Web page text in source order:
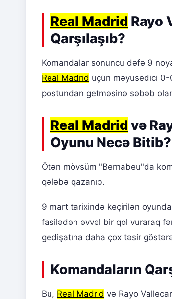
Real Madrid Rayo
Qarşılaşıb?
Komandalar sonuncu dəfə 9
Real Madrid üçün məyusedici
postundan getməsinə səbəb
Real Madrid və
Oyunu Necə Bitib?
Ötən mövsüm "Bernabeu"da
qələbə qazanıb.
9 mart tarixində keçirilən
fasilədən əvvəl bir qol vuraraq
gedişatına daha çox təsir
Komandaların
Bu, Real Madrid və Rayo